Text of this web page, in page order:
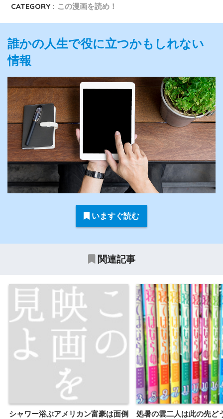
CATEGORY : この漫画を読め！
誰かの人生で役に立つかもしれない
情報
いますぐ読む
関連記事
シャワー浴ぶアメリカン富豪は面倒
処暑の雲二人は此の先ど